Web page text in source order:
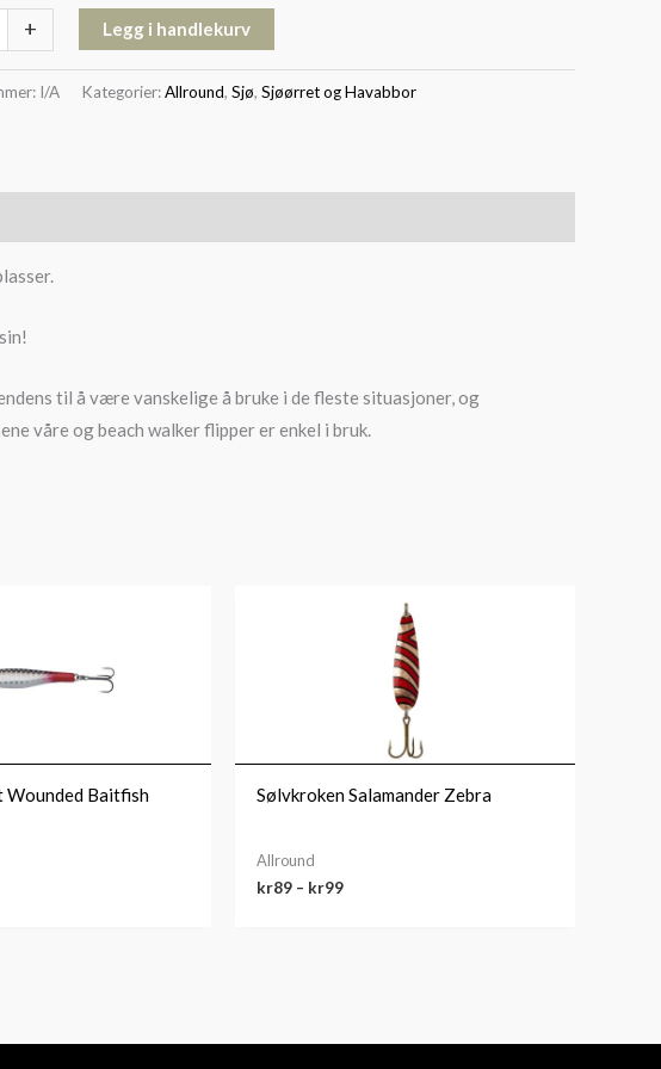
+ Legg i handlekurv
I/A Kategorier:Allround, Sjø, Sjøørret og Havabbor
til å være vanskelige å bruke i de fleste situasjoner, og
våre og beach walker flipper er enkel i bruk.
Wounded Baitfish Sølvkroken Salamander Zebra
Allround
kr89 – kr99